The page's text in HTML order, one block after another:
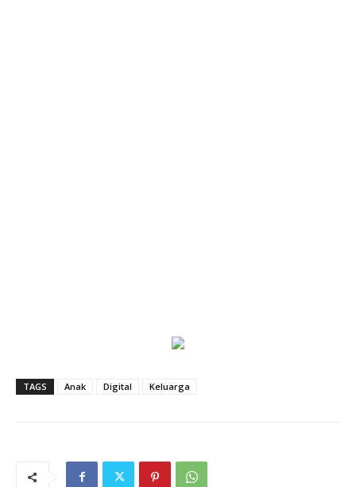
TAGS Anak Digital Keluarga